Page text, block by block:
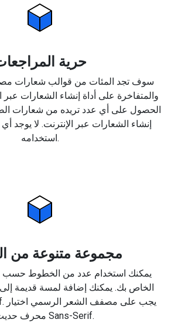
حرية
سوف تجد المئات من قوالب شعارات
والمتفاخرة على أداة إنشاء الشعارات عبر
الحصول على أي عدد تريده من شعارات
إنشاء الشعارات عبر الإنترنت. لا يوجد
استخدامه.
مجموعة متنوعة من
يمكنك استخدام عدد من الخطوط حسب
الخاص بك. يمكنك إضافة لمسة قديمة
محرف حديث أو Sans-Serif.